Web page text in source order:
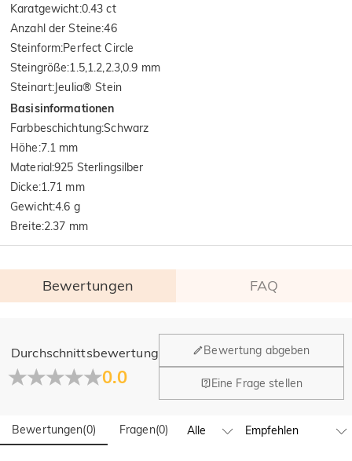
Karatgewicht:0.43 ct
Anzahl der Steine:46
Steinform:Perfect Circle
Steingröße:1.5,1.2,2.3,0.9 mm
Steinart:Jeulia® Stein
Basisinformationen
Farbbeschichtung:Schwarz
Höhe:7.1 mm
Material:925 Sterlingsilber
Dicke:1.71 mm
Gewicht:4.6 g
Breite:2.37 mm
Bewertungen FAQ
Durchschnittsbewertung
0.0
Bewertung abgeben
Eine Frage stellen
Bewertungen(0) Fragen(0)
Allgemein
Wo befindet sich Ihr Unternehmen?
Unser Hauptbüro befindet sich in Los Angeles, Kalifornien,
(China) haben.
Ja! Wir betreiben derzeit ein Brand-Flagship-Geschäft in
Spanien und einen Pop-up-Store in Singapur, wo Kunden vor